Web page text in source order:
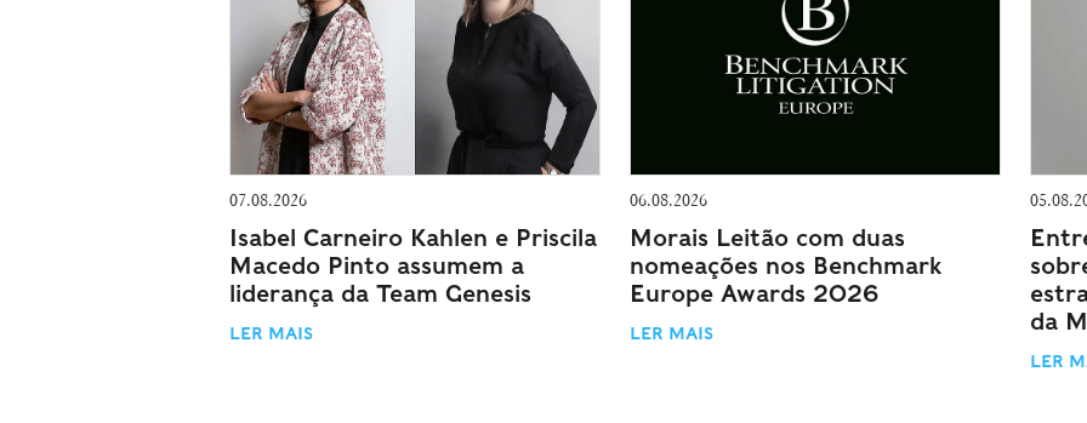
07.08.2026
Isabel Carneiro Kahlen e Priscila
Macedo Pinto assumem a
liderança da Team Genesis
LER MAIS
06.08.2026
Morais Leitão com duas
nomeações nos Benchmark
Europe Awards 2026
LER MAIS
da
LER